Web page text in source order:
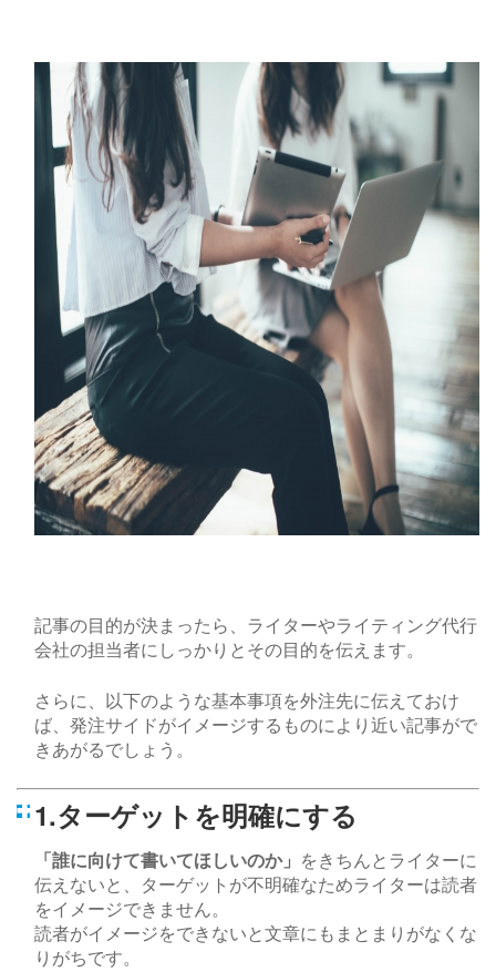
記事の目的が決まったら、ライターやライティング代行
会社の担当者にしっかりとその目的を伝えます。
さらに、以下のような基本事項を外注先に伝えておけ
ば、発注サイドがイメージするものにより近い記事がで
きあがるでしょう。
1.ターゲットを明確にする
「誰に向けて書いてほしいのか」 をきちんとライターに
伝えないと、ターゲットが不明確なためライターは読者
をイメージできません。
読者がイメージをできないと文章にもまとまりがなくな
りがちです。